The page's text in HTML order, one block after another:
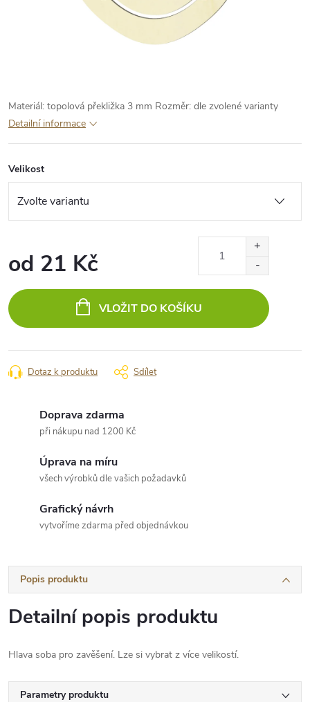
Materiál: topolová překližka 3 mm Rozměr: dle zvolené varianty
Detailní informace
Velikost
od 21 Kč
cena:
VLOŽIT DO KOŠÍKU
Dotaz k produktu Sdílet
Doprava zdarma
při nákupu nad 1200 Kč
Úprava na míru
všech výrobků dle vašich požadavků
Grafický návrh
vytvoříme zdarma před objednávkou
Popis produktu
Detailní popis produktu
Hlava soba pro zavěšení. Lze si vybrat z více velikostí.
Parametry produktu